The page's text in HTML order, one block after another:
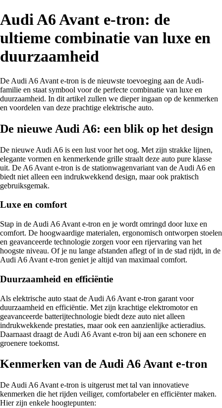
Audi A6 Avant e-tron: de
ultieme combinatie van luxe en
duurzaamheid
De Audi A6 Avant e-tron is de nieuwste toevoeging aan de Audi-
familie en staat symbool voor de perfecte combinatie van luxe en
duurzaamheid. In dit artikel zullen we dieper ingaan op de kenmerken
en voordelen van deze prachtige elektrische auto.
De nieuwe Audi A6: een blik op het design
De nieuwe Audi A6 is een lust voor het oog. Met zijn strakke lijnen,
elegante vormen en kenmerkende grille straalt deze auto pure klasse
uit. De A6 Avant e-tron is de stationwagenvariant van de Audi A6 en
biedt niet alleen een indrukwekkend design, maar ook praktisch
gebruiksgemak.
Luxe en comfort
Stap in de Audi A6 Avant e-tron en je wordt omringd door luxe en
comfort. De hoogwaardige materialen, ergonomisch ontworpen stoelen
en geavanceerde technologie zorgen voor een rijervaring van het
hoogste niveau. Of je nu lange afstanden aflegt of in de stad rijdt, in de
Audi A6 Avant e-tron geniet je altijd van maximaal comfort.
Duurzaamheid en efficiëntie
Als elektrische auto staat de Audi A6 Avant e-tron garant voor
duurzaamheid en efficiëntie. Met zijn krachtige elektromotor en
geavanceerde batterijtechnologie biedt deze auto niet alleen
indrukwekkende prestaties, maar ook een aanzienlijke actieradius.
Daarnaast draagt de Audi A6 Avant e-tron bij aan een schonere en
groenere toekomst.
Kenmerken van de Audi A6 Avant e-tron
De Audi A6 Avant e-tron is uitgerust met tal van innovatieve
kenmerken die het rijden veiliger, comfortabeler en efficiënter maken.
Hier zijn enkele hoogtepunten: